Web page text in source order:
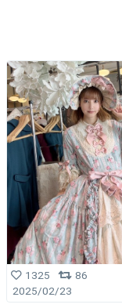
1325
86
2025/02/23